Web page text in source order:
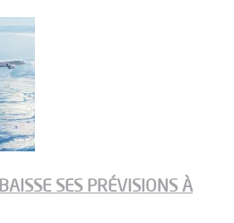
SES PRÉVISIONS À